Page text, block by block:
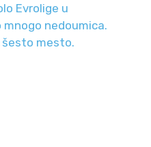
Evrolige u
nedoumica.
šesto mesto.